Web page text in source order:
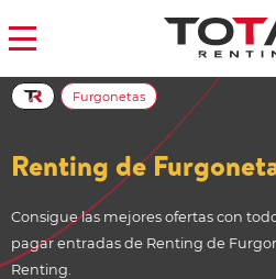
Renting de
Consigue las mejores ofertas con
pagar entradas de Renting de
Renting.
Furgonetas